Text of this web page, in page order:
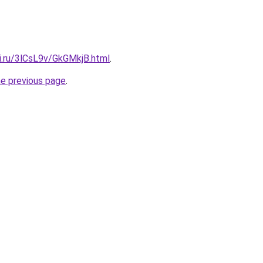
3lCsL9v/GkGMkjB.html.
previous page.